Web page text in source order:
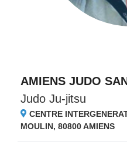
AMIENS JUDO
Judo Ju-jitsu
CENTRE
MOULIN, 80800AMIENS